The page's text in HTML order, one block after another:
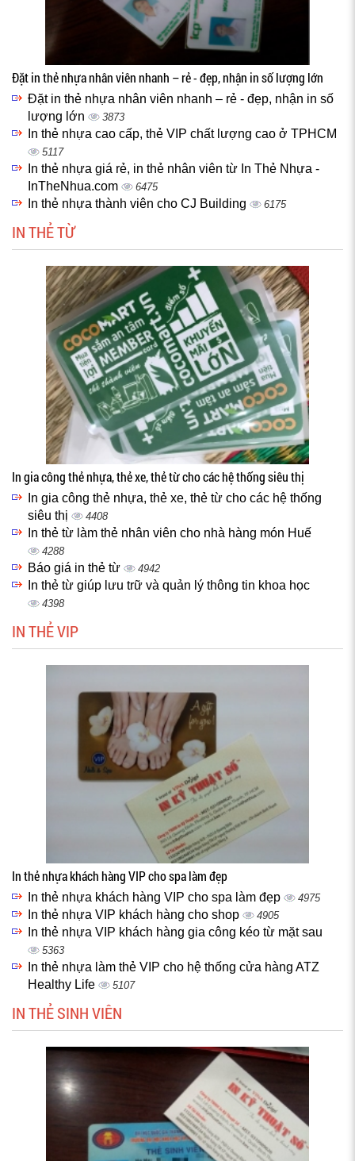
Đặt in thẻ nhựa nhân viên nhanh – rẻ - đẹp, nhận in số lượng lớn
Đặt in thẻ nhựa nhân viên nhanh – rẻ - đẹp, nhận in số
lượng lớn
3873
In thẻ nhựa cao cấp, thẻ VIP chất lượng cao ở TPHCM
5117
In thẻ nhựa giá rẻ, in thẻ nhân viên từ In Thẻ Nhựa -
InTheNhua.com
6475
In thẻ nhựa thành viên cho CJ Building 6175
IN THẺ TỪ
In gia công thẻ nhựa, thẻ xe, thẻ từ cho các hệ thống siêu thị
In gia công thẻ nhựa, thẻ xe, thẻ từ cho các hệ thống
siêu thị
4408
In thẻ từ làm thẻ nhân viên cho nhà hàng món Huế
4288
Báo giá in thẻ từ 4942
In thẻ từ giúp lưu trữ và quản lý thông tin khoa học
4398
IN THẺ VIP
In thẻ nhựa khách hàng VIP cho spa làm đẹp
In thẻ nhựa khách hàng VIP cho spa làm đẹp 4975
In thẻ nhựa VIP khách hàng cho shop 4905
In thẻ nhựa VIP khách hàng gia công kéo từ mặt sau
5363
In thẻ nhựa làm thẻ VIP cho hệ thống cửa hàng ATZ
Healthy Life
5107
IN THẺ SINH VIÊN